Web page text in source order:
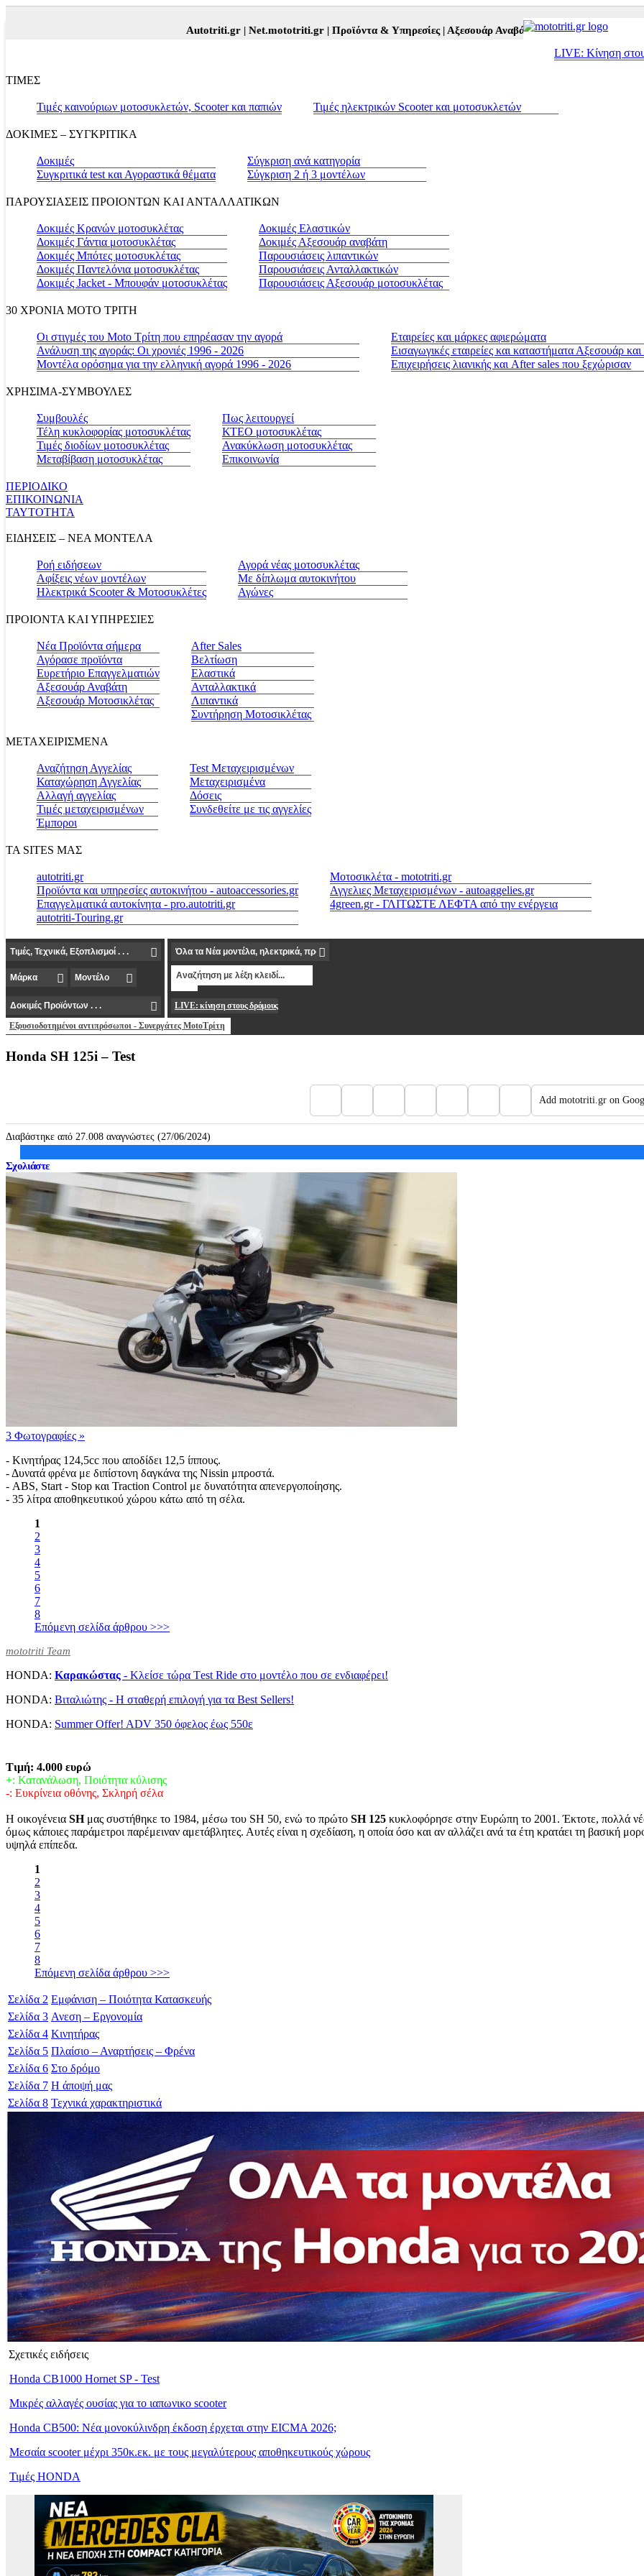
Autotriti.gr |Net.mototriti.gr |Προϊόντα & Υπηρεσίες |Αξεσουάρ Αναβάτη και Μοτοσυκλέτας |
LIVE: Κίνηση
ΤΙΜΕΣ
Τιμές καινούριων μοτοσυκλετών, Scooter και παπιών Τιμές ηλεκτρικών Scooter και μοτοσυκλετών
ΔΟΚΙΜΕΣ – ΣΥΓΚΡΙΤΙΚΑ
Δοκιμές
Συγκριτικά test και Αγοραστικά θέματα
Σύγκριση ανά κατηγορία
Σύγκριση 2 ή 3 μοντέλων
ΠΑΡΟΥΣΙΑΣΕΙΣ ΠΡΟΙΟΝΤΩΝ ΚΑΙ ΑΝΤΑΛΛΑΤΙΚΩΝ
Δοκιμές Κρανών μοτοσυκλέτας
Δοκιμές Γάντια μοτοσυκλέτας
Δοκιμές Μπότες μοτοσυκλέτας
Δοκιμές Παντελόνια μοτοσυκλέτας
Δοκιμές Jacket - Μπουφάν μοτοσυκλέτας
Δοκιμές Ελαστικών
Δοκιμές Αξεσουάρ αναβάτη
Παρουσιάσεις λιπαντικών
Παρουσιάσεις Ανταλλακτικών
Παρουσιάσεις Αξεσουάρ μοτοσυκλέτας
30 ΧΡΟΝΙΑ MOTO ΤΡΙΤΗ
Οι στιγμές του Moto Τρίτη που επηρέασαν την αγορά
Ανάλυση της αγοράς: Οι χρονιές 1996 - 2026
Μοντέλα ορόσημα για την ελληνική αγορά 1996 - 2026
Εταιρείες και μάρκες αφιερώματα
Εισαγωγικές εταιρείες και καταστήματα Αξεσουάρ
Επιχειρήσεις λιανικής και After sales που ξεχώρισαν
ΧΡΗΣΙΜΑ-ΣΥΜΒΟΥΛΕΣ
Συμβουλές
Τέλη κυκλοφορίας μοτοσυκλέτας
Τιμές διοδίων μοτοσυκλέτας
Μεταβίβαση μοτοσυκλέτας
Πως λειτουργεί
ΚΤΕΟ μοτοσυκλέτας
Ανακύκλωση μοτοσυκλέτας
Επικοινωνία
ΠΕΡΙΟΔΙΚΟ
ΕΠΙΚΟΙΝΩΝΙΑ
ΤΑΥΤΟΤΗΤΑ
ΕΙΔΗΣΕΙΣ – ΝΕΑ ΜΟΝΤΕΛΑ
Ροή ειδήσεων
Αφίξεις νέων μοντέλων
Ηλεκτρικά Scooter & Μοτοσυκλέτες
Αγορά νέας μοτοσυκλέτας
Με δίπλωμα αυτοκινήτου
Αγώνες
ΠΡΟΙΟΝΤΑ ΚΑΙ ΥΠΗΡΕΣΙΕΣ
Νέα Προϊόντα σήμερα
Αγόρασε προϊόντα
Ευρετήριο Επαγγελματιών
Αξεσουάρ Αναβάτη
Αξεσουάρ Μοτοσικλέτας
Αfter Sales
Βελτίωση
Ελαστικά
Ανταλλακτικά
Λιπαντικά
Συντήρηση Μοτοσικλέτας
ΜΕΤΑΧΕΙΡΙΣΜΕΝΑ
Αναζήτηση Αγγελίας
Καταχώρηση Αγγελίας
Αλλαγή αγγελίας
Τιμές μεταχειρισμένων
Έμποροι
Test Μεταχειρισμένων
Μεταχειρισμένα
Δόσεις
Συνδεθείτε με τις αγγελίες
ΤΑ SITES ΜΑΣ
autotriti.gr
Προϊόντα και υπηρεσίες αυτοκινήτου - autoaccessories.gr
Επαγγελματικά αυτοκίνητα - pro.autotriti.gr
autotriti-Touring.gr
Μοτοσικλέτα - mototriti.gr
Αγγελιες Μεταχειρισμένων - autoaggelies.gr
4green.gr - ΓΛΙΤΩΣΤΕ ΛΕΦΤΑ από την ενέργεια
LIVE: κίνηση στους δρόμους
Εξουσιοδοτημένοι αντιπρόσωποι - Συνεργάτες MotoΤρίτη
Honda SH 125i – Test
Add mototriti.gr on
Διαβάστηκε από 27.008 αναγνώστες (27/06/2024)
Σχολιάστε
3 Φωτογραφίες »
- Κινητήρας 124,5cc που αποδίδει 12,5 ίππους.
- Δυνατά φρένα με διπίστονη δαγκάνα της Nissin μπροστά.
- ABS, Start - Stop και Traction Control με δυνατότητα απενεργοποίησης.
- 35 λίτρα αποθηκευτικού χώρου κάτω από τη σέλα.
1
2
3
4
5
6
7
8
Επόμενη σελίδα άρθρου >>>
mototriti Team
HONDA: Καρακώστας - Kλείσε τώρα Τest Ride στο μοντέλο που σε ενδιαφέρει!
HONDA: Βιταλιώτης - Η σταθερή επιλογή για τα Best Sellers!
HONDA: Summer Offer! ADV 350 όφελος έως 550ε
Τιμή: 4.000 ευρώ
+: Κατανάλωση, Ποιότητα κύλισης
-: Ευκρίνεια οθόνης, Σκληρή σέλα
Η οικογένεια SH μας συστήθηκε το 1984, μέσω του SH 50, ενώ το πρώτο SH 125 κυκλοφόρησε στην Ευρώπη το 2001. Έκτοτε, πολλά
όμως κάποιες παράμετροι παρέμειναν αμετάβλητες. Αυτές είναι η σχεδίαση, η οποία όσο και αν αλλάζει ανά τα έτη κρατάει τη βασική
υψηλά επίπεδα.
1
2
3
4
5
6
7
8
Επόμενη σελίδα άρθρου >>>
Σελίδα 2 Εμφάνιση – Ποιότητα Κατασκευής
Σελίδα 3 Ανεση – Εργονομία
Σελίδα 4 Κινητήρας
Σελίδα 5 Πλαίσιο – Αναρτήσεις – Φρένα
Σελίδα 6 Στο δρόμο
Σελίδα 7 Η άποψή μας
Σελίδα 8 Τεχνικά χαρακτηριστικά
Σχετικές ειδήσεις
Honda CB1000 Hornet SP - Test
Μικρές αλλαγές ουσίας για το ιαπωνικο scooter
Honda CB500: Νέα μονοκύλινδρη έκδοση έρχεται στην EICMA 2026;
Μεσαία scooter μέχρι 350κ.εκ. με τους μεγαλύτερους αποθηκευτικούς χώρους
Τιμές HONDA